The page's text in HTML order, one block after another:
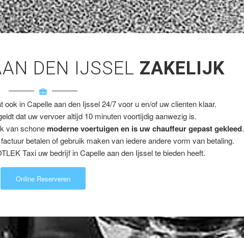
DEN IJSSEL ZAKELIJK
in Capelle aan den Ijssel 24/7 voor u en/of uw clienten klaar.
dat uw vervoer altijd 10 minuten voortijdig aanwezig is.
van schone moderne voertuigen en is uw chauffeur gepast gekleed.
betalen of gebruik maken van iedere andere vorm van betaling.
Taxi uw bedrijf in Capelle aan den Ijssel te bieden heeft.
Online Reserveren